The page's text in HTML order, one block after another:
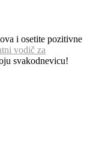
i osetite pozitivne
vodič za
svakodnevicu!